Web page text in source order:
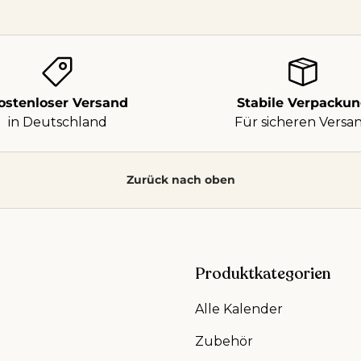
Versand
in Deutschland
Stabile
Für sicheren
Zurück nach oben
Produktkategorien
Alle Kalender
Zubehör